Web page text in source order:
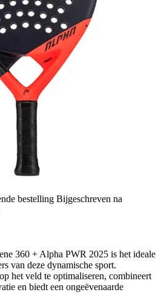
bestelling Bijgeschreven na
360 + Alpha PWR 2025 is het ideale
van deze dynamische sport.
het veld te optimaliseren, combineert
en biedt een ongeëvenaarde